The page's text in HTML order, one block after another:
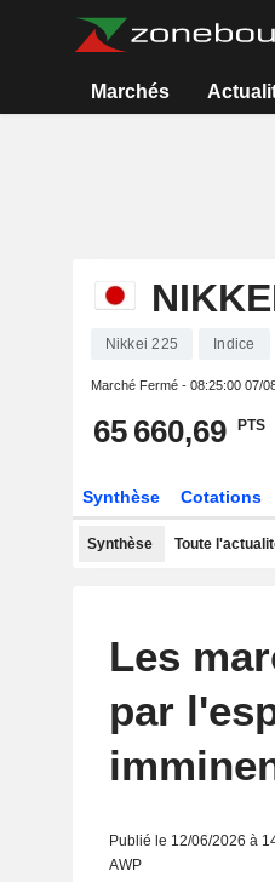
Marchés
Nikkei 225 Indice
Marché Fermé - 08:25:00 07/
65 660,69 PTS
Synthèse Cotations
Synthèse Toute
Les
par
Publié le 12/06/2026 à
AWP